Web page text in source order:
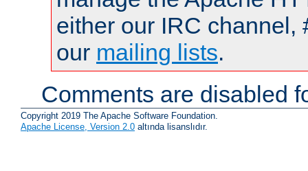
either our IRC channel,
our mailing lists.
Comments are disabled
Copyright 2019 The Apache Software Foundation.
Apache License, Version 2.0 altında lisanslıdır.